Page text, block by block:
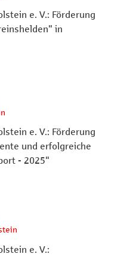
e. V.: Förderung
in
e. V.: Förderung
und erfolgreiche
- 2025"
e. V.: